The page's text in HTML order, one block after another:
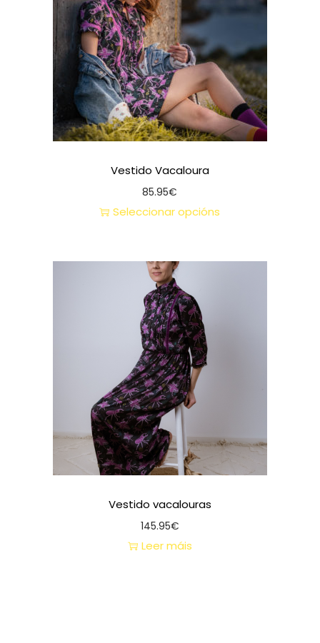
Vestido Vacaloura
85.95€
Seleccionar opcións
Vestido vacalouras
145.95€
Leer máis